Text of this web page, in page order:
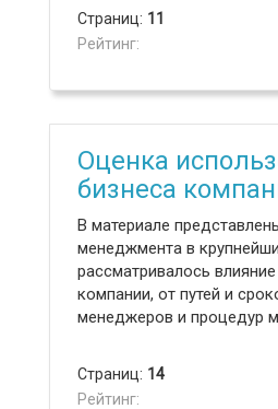
Страниц: 11
Рейтинг:
Оценка
бизнеса
В материале
менеджмента в
рассматривалось
компании, от путей и
менеджеров и процедур
Страниц: 14
Рейтинг: